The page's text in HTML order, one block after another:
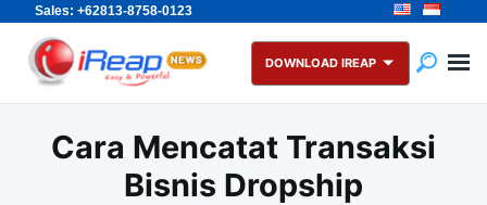
Sales: +62813-8758-0123
Skip
content
Search
for:
DOWNLOAD IREAP
Cara Mencatat Transaksi
Bisnis Dropship